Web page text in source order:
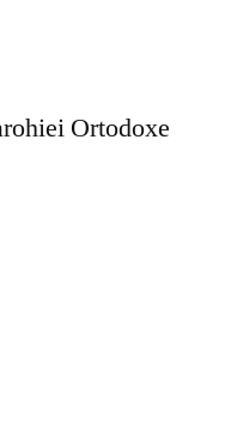
Ortodoxe